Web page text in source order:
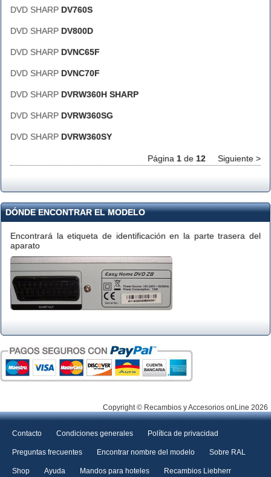
DVD SHARP DV760S
DVD SHARP DV800D
DVD SHARP DVNC65F
DVD SHARP DVNC70F
DVD SHARP DVRW360H SHARP
DVD SHARP DVRW360SG
DVD SHARP DVRW360SY
Página 1 de 12 Siguiente >
DÓNDE ENCONTRAR EL MODELO
Encontrará la etiqueta de identificación en la parte trasera del
aparato
Copyright © Recambios y Accesorios onLine 2026
Contacto Condiciones generales Política de privacidad
Preguntas frecuentes Encontrar nombre del modelo Sobre RAL
Shop Ayuda Mandos para hoteles Recambios Liebherr